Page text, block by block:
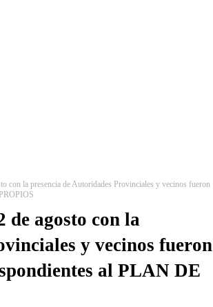
con la presencia de Autoridades Provinciales y vecinos fueron
de agosto con la
y vecinos fueron
al PLAN DE